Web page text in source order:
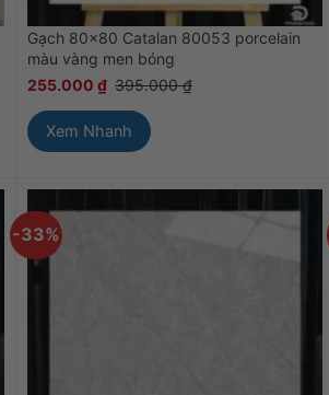
Gạch 80×80 Catalan 80053 porcelain
màu vàng men bóng
255.000₫ 395.000₫
Xem Nhanh
-33%